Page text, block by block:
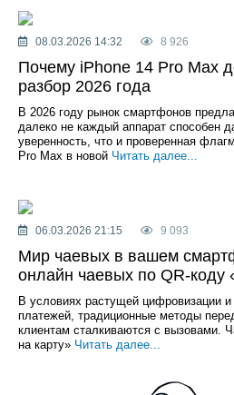
08.03.2026 14:32 8 926
Почему iPhone 14 Pro Max
разбор 2026 года
В 2026 году рынок смартфонов
далеко не каждый аппарат способен
уверенность, что и проверенная
Pro Max в новой Читать далее...
06.03.2026 21:15 9 093
Мир чаевых в вашем
онлайн чаевых по QR-
В условиях растущей цифровизации и
платежей, традиционные методы
клиентам сталкиваются с вызовами.
на карту» Читать далее...